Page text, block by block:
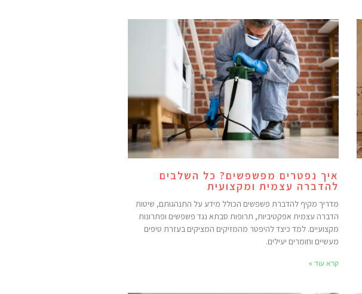
איך נפטרים מפשפשים? כל השלבים
להדברה עצמית ומקצועית
מדריך מקיף להדברת פשפשים הכולל מידע על התנהגותם, שיטות
הדברה עצמית אפקטיביות, תרופות סבתא נגד פשפשים ופתרונות
מקצועיים. למד כיצד להיפטר מהמזיקים המציקים בעזרת טיפים
מעשיים וחומרים יעילים.
קרא עוד »